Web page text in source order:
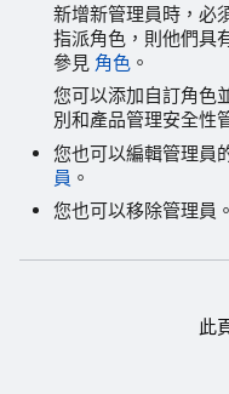
新增新管理員時，必
指派角色，則他們具
參見 角色 。
您可以添加自訂角色
別和產品管理安全性
您也可以編輯管理員
員 。
您也可以移除管理員
此